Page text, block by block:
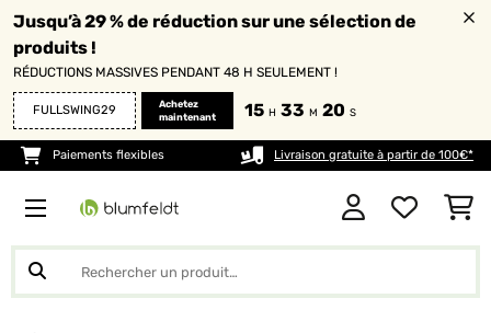
Jusqu’à 29 % de réduction sur une sélection de
produits !
RÉDUCTIONS MASSIVES PENDANT 48 H SEULEMENT !
FULLSWING29
Achetez
maintenant
15 H 33 M 19 S
Paiements flexibles Livraison gratuite à partir de 100€*